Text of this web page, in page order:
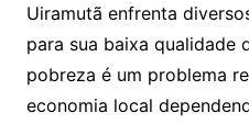
Uiramutã enfrenta
para sua baixa qualidade
pobreza é um problema
economia local